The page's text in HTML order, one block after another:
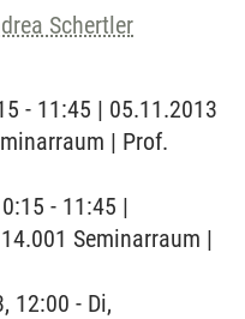
Schertler
- 11:45 | 05.11.2013
| Prof.
- 11:45 |
Seminarraum |
12:00 - Di,